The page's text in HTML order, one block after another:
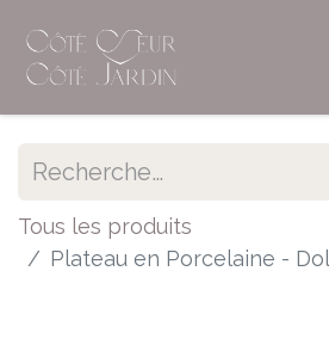
Tous les produits
Plateau en Porcelaine -